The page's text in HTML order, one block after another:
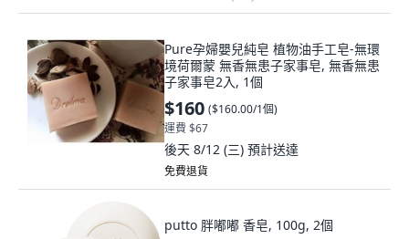
Pure孕婦嬰兒純皂 植物油手工皂-無環
境荷爾蒙 無香無患子家事皂, 無香無患
子家事皂2入, 1個
$160 ($160.00/1個)
運費 $67
後天 8/12 (三) 預計送達
免費退貨
putto 胖嘟嘟 香皂, 100g, 2個